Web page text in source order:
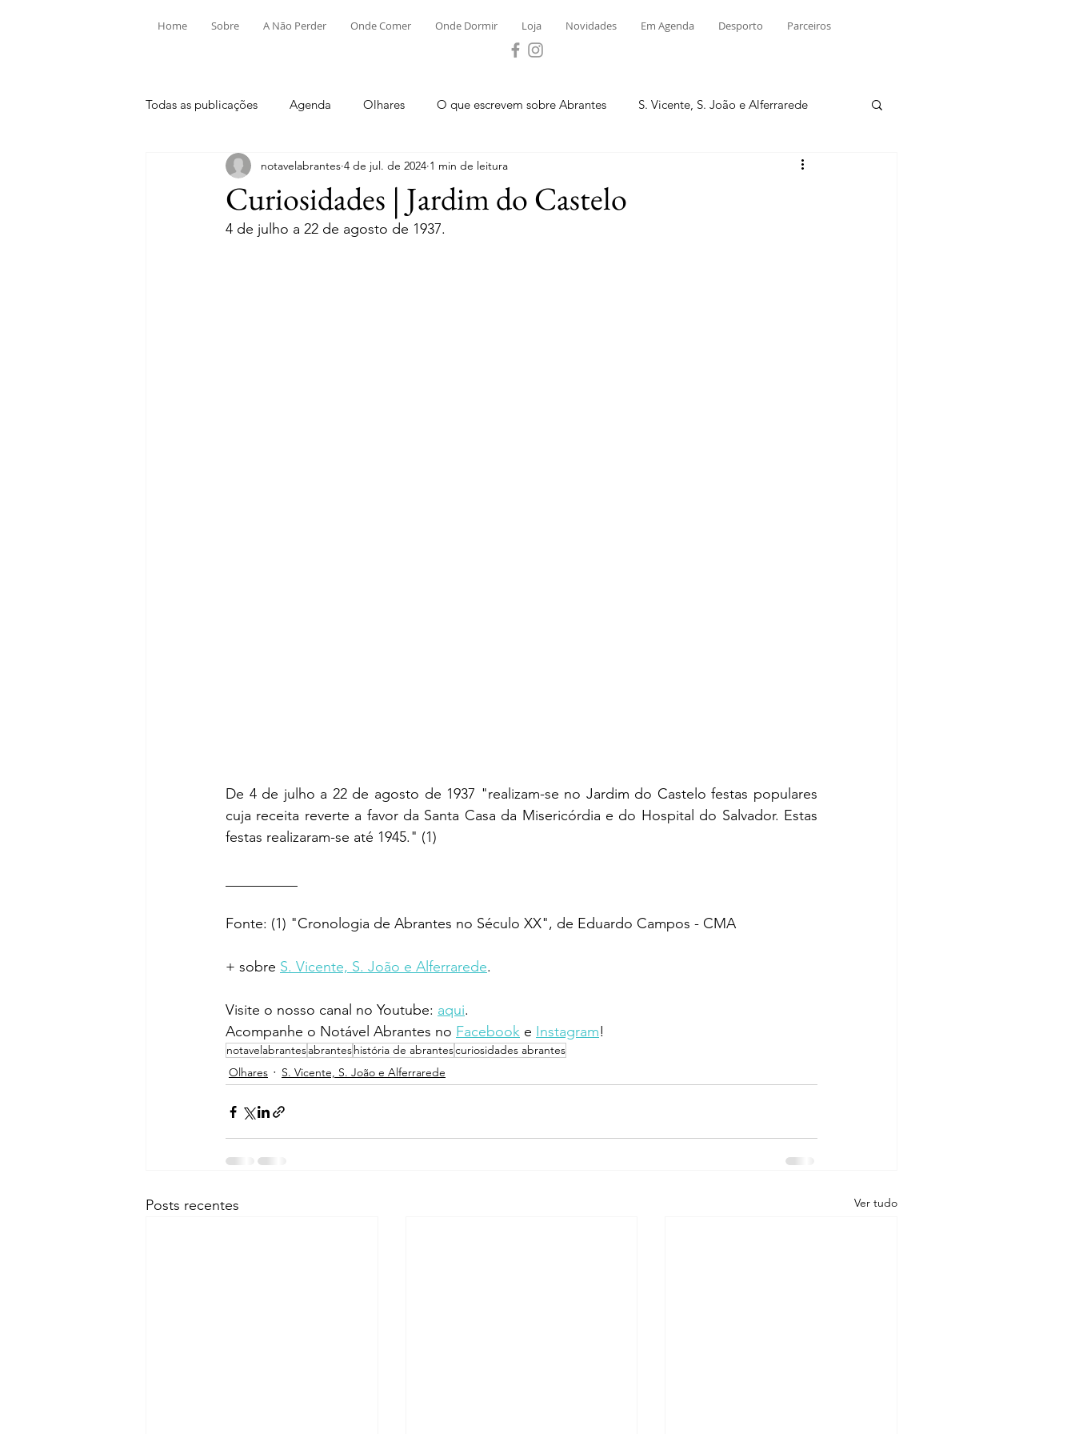
Home Sobre A Não Perder Onde Comer Onde Dormir Loja Novidades Em Agenda Desporto Parceiros
Todas as publicações Agenda Olhares O que escrevem sobre Abrantes S. Vicente, S. João e Alferrarede
Aldeia do Mato e Souto Alvega e Concavada Bemposta
Mouriscas Pego Rio de Moinhos S. Facundo e Vale das Mós
Curiosidades | Jardim do Castelo
notavelabrantes 4 de jul. de 2024 1 min de leitura
4 de julho a 22 de agosto de 1937.
De 4 de julho a 22 de agosto de 1937 "realizam-se no Jardim do Castelo festas populares
cuja receita reverte a favor da Santa Casa da Misericórdia e do Hospital do Salvador. Estas
festas realizaram-se até 1945." (1)
Fonte: (1) "Cronologia de Abrantes no Século XX", de Eduardo Campos - CMA
+ sobre S. Vicente, S. João e Alferrarede.
Visite o nosso canal no Youtube: aqui.
Acompanhe o Notável Abrantes no Facebook e Instagram!
notavelabrantesabrantes história de abrantescuriosidades abrantes
Olhares
S. Vicente, S. João e Alferrarede
Posts recentes Ver tudo